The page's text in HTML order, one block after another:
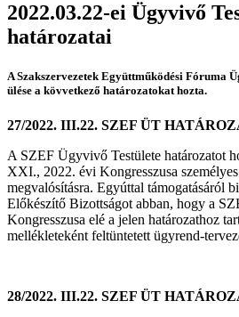
2022.03.22-ei Ügyvivő
határozatai
A Szakszervezetek Együttműködési Fóruma
ülése a kövvetkező határozatokat hozta.
27/2022. III.22. SZEF ÜT
A SZEF Ügyvivő Testülete határozatot
XXI., 2022. évi Kongresszusa
megvalósításra. Egyúttal támogatásáról
Előkészítő Bizottságot abban, hogy a
Kongresszusa elé a jelen határozathoz
mellékleteként feltüntetett ügyrend-
28/2022. III.22. SZEF ÜT